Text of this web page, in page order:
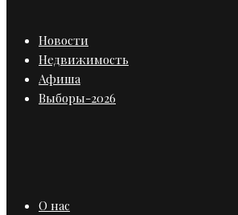
Новости
Недвижимость
Афиша
Выборы-2026
О нас